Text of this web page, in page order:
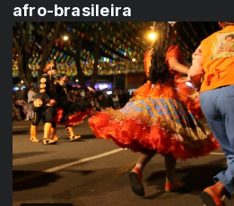
afro-brasileira